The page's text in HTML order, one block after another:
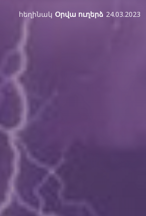
հեղինակ Օրվա ուղերձ 24.03.2023